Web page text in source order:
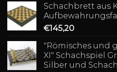
Schachbrett aus
€145,20
"Römisches und
XI" Schachspiel
Silber und